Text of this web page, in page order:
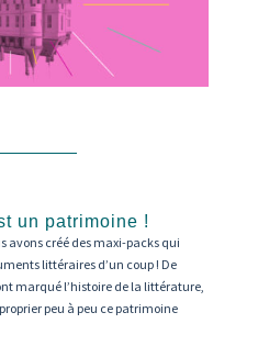
un patrimoine !
avons créé des maxi-packs qui
littéraires d’un coup ! De
marqué l’histoire de la littérature,
peu à peu ce patrimoine